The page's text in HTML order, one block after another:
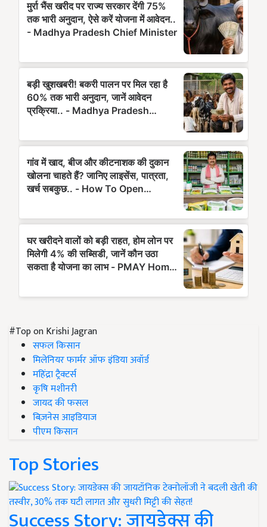
#Top on Krishi Jagran
सफल किसान
मिलेनियर फार्मर ऑफ इंडिया अवॉर्ड
महिंद्रा ट्रैक्टर्स
कृषि मशीनरी
जायद की फसल
बिज़नेस आइडियाज
पीएम किसान
Top Stories